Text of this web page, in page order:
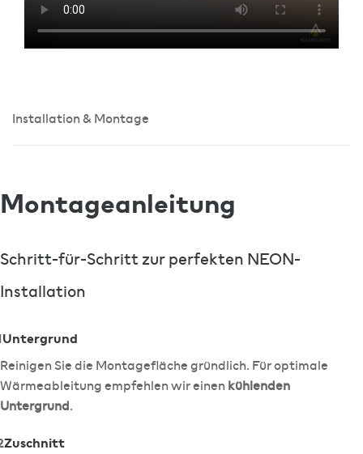
Installation & Montage
Montageanleitung
Schritt-für-Schritt zur perfekten NEON-
Installation
Untergrund
Reinigen Sie die Montagefläche gründlich. Für optimale
Wärmeableitung empfehlen wir einen kühlenden
Untergrund.
Zuschnitt